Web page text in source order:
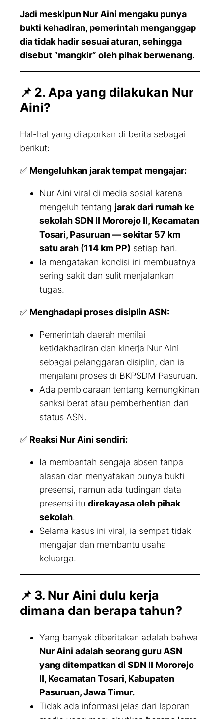
Jadi meskipun Nur Aini mengaku punya
bukti kehadiran, pemerintah menganggap
dia tidak hadir sesuai aturan, sehingga
disebut “mangkir” oleh pihak berwenang.
📌 2. Apa yang dilakukan Nur
Aini?
Hal-hal yang dilaporkan di berita sebagai
berikut:
✅ Mengeluhkan jarak tempat mengajar:
Nur Aini viral di media sosial karena
mengeluh tentang jarak dari rumah ke
sekolah SDN II Mororejo II, Kecamatan
Tosari, Pasuruan — sekitar 57 km
satu arah (114 km PP) setiap hari.
Ia mengatakan kondisi ini membuatnya
sering sakit dan sulit menjalankan
tugas.
✅ Menghadapi proses disiplin ASN:
Pemerintah daerah menilai
ketidakhadiran dan kinerja Nur Aini
sebagai pelanggaran disiplin, dan ia
menjalani proses di BKPSDM Pasuruan.
Ada pembicaraan tentang kemungkinan
sanksi berat atau pemberhentian dari
status ASN.
✅ Reaksi Nur Aini sendiri:
Ia membantah sengaja absen tanpa
alasan dan menyatakan punya bukti
presensi, namun ada tudingan data
presensi itu direkayasa oleh pihak
sekolah.
Selama kasus ini viral, ia sempat tidak
mengajar dan membantu usaha
keluarga.
📌 3. Nur Aini dulu kerja
dimana dan berapa tahun?
Yang banyak diberitakan adalah bahwa
Nur Aini adalah seorang guru ASN
yang ditempatkan di SDN II Mororejo
II, Kecamatan Tosari, Kabupaten
Pasuruan, Jawa Timur.
Tidak ada informasi jelas dari laporan